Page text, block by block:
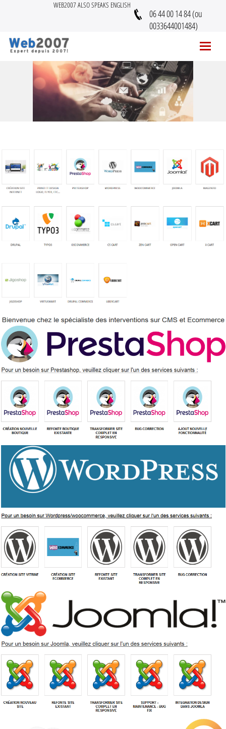
WEB2007 ALSO SPEAKS ENGLISH
06 44 00 14 84 (ou
0033644001484)